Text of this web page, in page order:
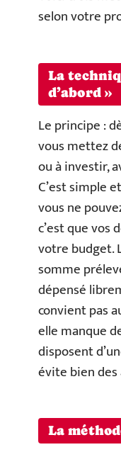
selon votre
La
d’abord »
Le principe :
vous mettez
ou à investir,
C’est simple
vous ne
c’est que
votre budget.
somme
dépensé
convient pas
elle manque
disposent
évite bien
La